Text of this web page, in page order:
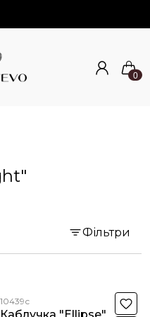
0
Фільтри
10439с